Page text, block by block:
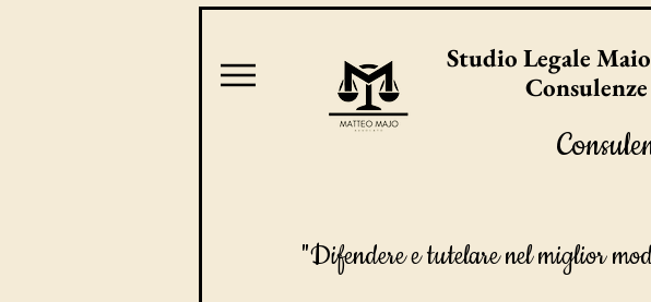
Studio Legale
"Difendere e tutelare nel miglior